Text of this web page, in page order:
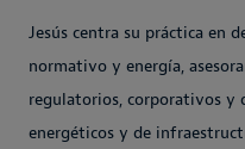
Jesús centra su práctica en
normativo y energía,
regulatorios, corporativos y
energéticos y de